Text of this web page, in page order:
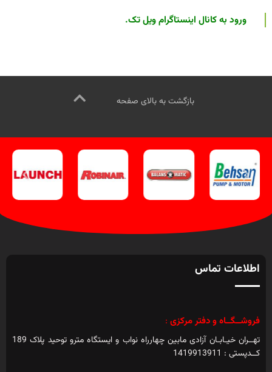
ورود به کانال اینستاگرام ویل تک.
بازگشت به بالای صفحه
اطلاعات تماس
فروشــگــاه و دفتر مرکزی :
تهــران خیـابـان آزادی مابین چهارراه نواب و ایستگاه مترو توحید پلاک 189
کــدپستی : 1419913911